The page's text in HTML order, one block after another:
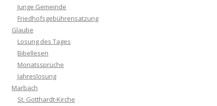
Junge Gemeinde
Friedhofsgebührensatzung
Glaube
Losung des Tages
Bibellesen
Monatssprüche
Jahreslosung
Marbach
St. Gotthardt-Kirche